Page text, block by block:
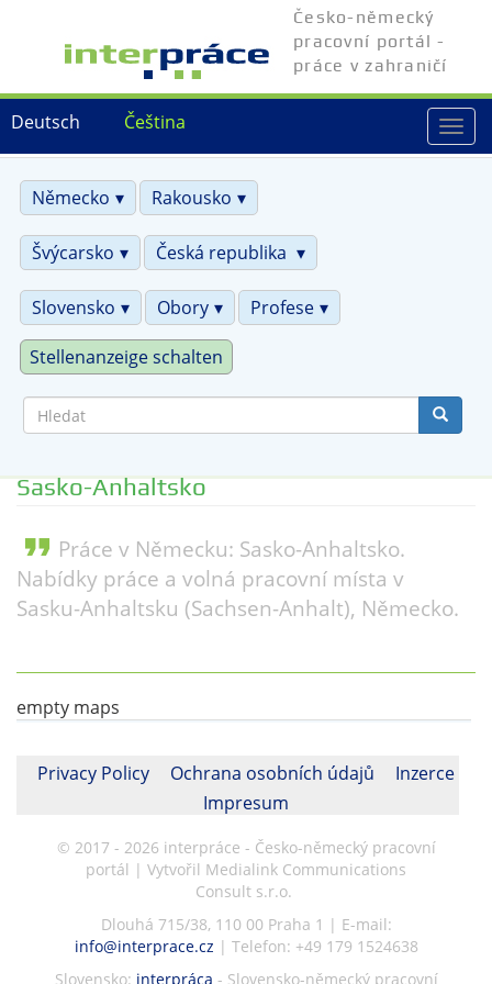
hlavnímu
Čeština
Deutsch
Česko-německý
pracovní portál -
práce v zahraničí
Německo
Rakousko
Švýcarsko Česká republika
Slovensko Obory Profese
Stellenanzeige schalten
Sasko-Anhaltsko
format_quote Práce v Německu: Sasko-Anhaltsko.
Nabídky práce a volná pracovní místa v
Sasku-Anhaltsku (Sachsen-Anhalt), Německo.
empty maps
Privacy Policy Ochrana osobních údajů
Inzerce
Impresum
© 2017 - 2026 interpráce - Česko-německý pracovní
portál | Vytvořil Medialink Communications
Consult s.r.o.
Dlouhá 715/38, 110 00 Praha 1 | E-mail:
info@interprace.cz | Telefon: +49 179 1524638
Slovensko: interpráca - Slovensko-německý pracovní